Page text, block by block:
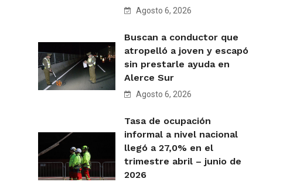
Agosto 6, 2026
Buscan a conductor que
atropelló a joven y escapó
sin prestarle ayuda en
Alerce Sur
Agosto 6, 2026
Tasa de ocupación
informal a nivel nacional
llegó a 27,0% en el
trimestre abril – junio de
2026